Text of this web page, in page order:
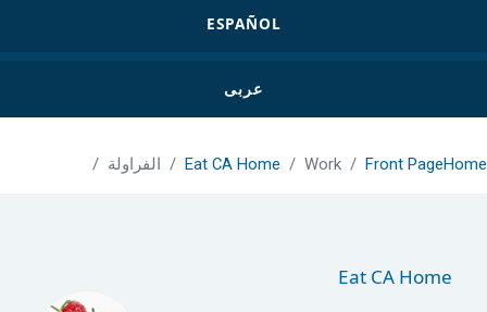
ESPAÑOL
عربى
Home
Front Page
Work
Eat CA Home الفراولة
Eat CA Home